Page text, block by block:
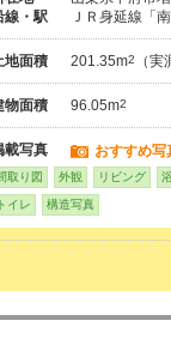
線・駅
ＪＲ身延線「
地面積 201.35m2 （実
物面積 96.05m2
載写真 おすすめ写
取り図 外観 リビング
トイレ 構造写真